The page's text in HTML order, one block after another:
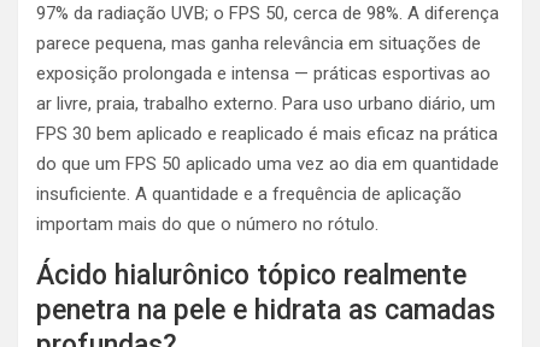
97% da radiação UVB; o FPS 50, cerca de 98%. A diferença
parece pequena, mas ganha relevância em situações de
exposição prolongada e intensa — práticas esportivas ao
ar livre, praia, trabalho externo. Para uso urbano diário, um
FPS 30 bem aplicado e reaplicado é mais eficaz na prática
do que um FPS 50 aplicado uma vez ao dia em quantidade
insuficiente. A quantidade e a frequência de aplicação
importam mais do que o número no rótulo.
Ácido hialurônico tópico realmente
penetra na pele e hidrata as camadas